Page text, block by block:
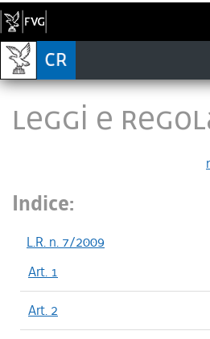
LEGGI E
Indice:
L.R. n. 7/2009
Art. 1
Art. 2